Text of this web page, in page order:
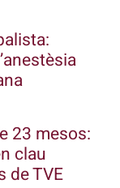
23 mesos:
clau
de TVE